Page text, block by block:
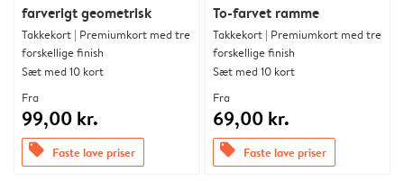
farverigt geometrisk
Takkekort | Premiumkort med tre
forskellige finish
Sæt med 10 kort
Fra
99,00 kr.
offers Faste lave priser
To-farvet ramme
Takkekort | Premiumkort med tre
forskellige finish
Sæt med 10 kort
Fra
69,00 kr.
offers Faste lave priser